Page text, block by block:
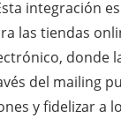
integración
las tiendas
donde
del mailing
y fidelizar a